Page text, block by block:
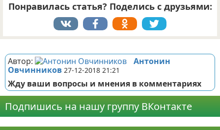
Понравилась статья? Поделись с друзьями:
Автор:
Антонин
Овчинников 27-12-2018 21:21
Жду ваши вопросы и мнения в комментариях
Подпишись на нашу группу ВКонтакте